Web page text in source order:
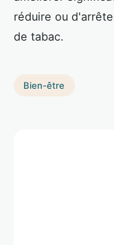
réduire ou
de tabac.
Bien-être